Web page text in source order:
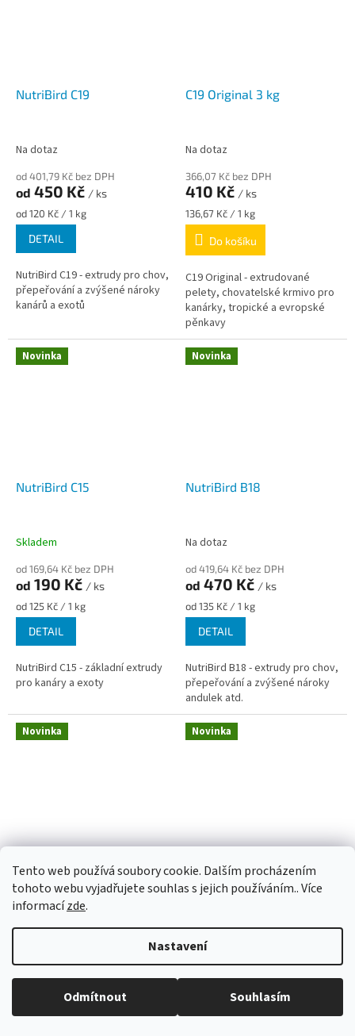
Tento web používá soubory cookie. Dalším procházením
tohoto webu vyjadřujete souhlas s jejich používáním.. Více
informacízde.
Nastavení
Odmítnout Souhlasím
NutriBird C19
Na dotaz
od 401,79 Kč bez DPH
od 450 Kč / ks
Měrná
cena:
od 120 Kč / 1 kg
DETAIL
NutriBird C19 - extrudy pro chov,
přepeřování a zvýšené nároky
kanárů a exotů
C19 Original 3 kg
Na dotaz
366,07 Kč bez DPH
410 Kč / ks
Měrná
cena:
136,67 Kč / 1 kg
Do košíku
C19 Original - extrudované
pelety, chovatelské krmivo pro
kanárky, tropické a evropské
pěnkavy
Novinka
NutriBird C15
Skladem
od 169,64 Kč bez DPH
od 190 Kč / ks
Měrná
cena:
od 125 Kč / 1 kg
DETAIL
NutriBird C15 - základní extrudy
pro kanáry a exoty
Novinka
NutriBird B18
Na dotaz
od 419,64 Kč bez DPH
od 470 Kč / ks
Měrná
cena:
od 135 Kč / 1 kg
DETAIL
NutriBird B18 - extrudy pro chov,
přepeřování a zvýšené nároky
andulek atd.
Novinka
/ ks
Měrná
od 123,33 Kč / 1 kg
Novinka
od 178,57 Kč bez DPH
/ ks
Měrná
od 170 Kč / 1 kg